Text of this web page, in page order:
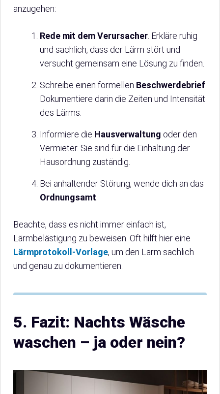
anzugehen:
Rede mit dem Verursacher . Erkläre ruhig
und sachlich, dass der Lärm stört und
versucht gemeinsam eine Lösung zu finden.
Schreibe einen formellen Beschwerdebrief
Dokumentiere darin die Zeiten und Intensität
des Lärms.
Informiere die Hausverwaltung oder den
Vermieter. Sie sind für die Einhaltung der
Hausordnung zuständig.
Bei anhaltender Störung, wende dich an das
Ordnungsamt
Beachte, dass es nicht immer einfach ist,
Lärmbelästigung zu beweisen. Oft hilft hier eine
Lärmprotokoll-Vorlage, um den Lärm sachlich
und genau zu dokumentieren.
5. Fazit: Nachts Wäsche
waschen – ja oder nein?